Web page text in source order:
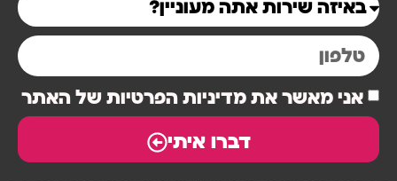
אני מאשר את מדיניות הפרטיות של האתר
דברו איתי